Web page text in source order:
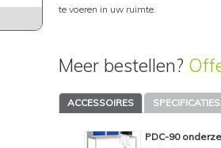
te voeren in uw ruimte.
Meer bestellen?
ACCESSOIRES SPECIFICATIES
PDC-90